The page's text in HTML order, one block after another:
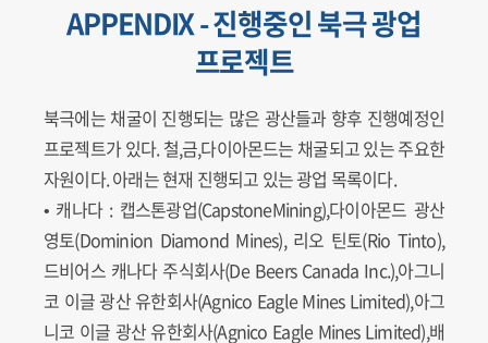
APPENDIX - 진행중인 북극 광업
프로젝트
북극에는 채굴이 진행되는 많은 광산들과 향후 진행예정인
프로젝트가 있다. 철,금,다이아몬드는 채굴되고 있는 주요한
자원이다. 아래는 현재 진행되고 있는 광업 목록이다.
• 캐나다 : 캡스톤광업(CapstoneMining),다이아몬드 광산
영토(Dominion Diamond Mines), 리오 틴토(Rio Tinto),
드비어스 캐나다 주식회사(De Beers Canada Inc.),아그니
코 이글 광산 유한회사(Agnico Eagle Mines Limited),아그
니코 이글 광산 유한회사(Agnico Eagle Mines Limited),배